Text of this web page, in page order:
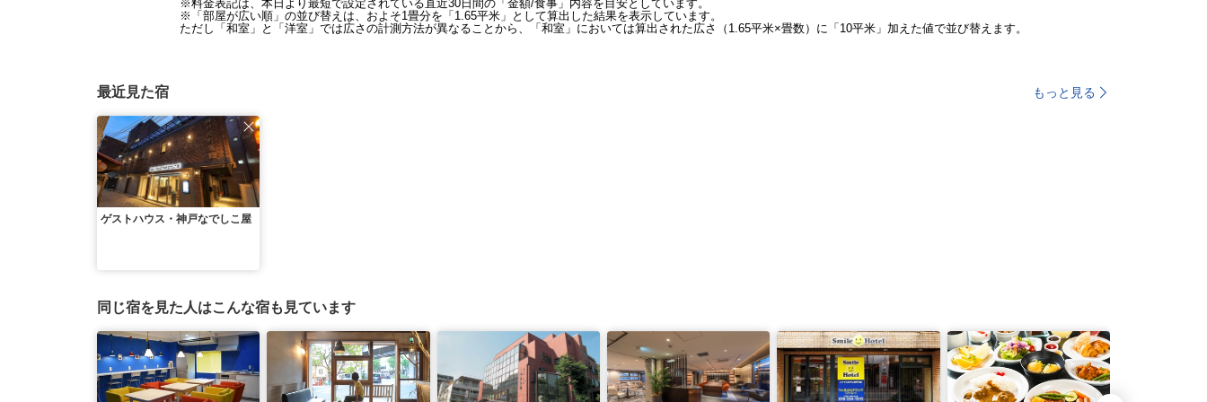
※料金表記は、本日より最短で設定されている直近30日間の「金額/食事」内容を目安としています。
※「部屋が広い順」の並び替えは、およそ1畳分を「1.65平米」として算出した結果を表示しています。
ただし「和室」と「洋室」では広さの計測方法が異なることから、「和室」においては算出された広さ（1.65平米×畳数）に「10平米」加えた値で並び替えます。
最近見た宿 もっと見る
ゲストハウス・神戸なでしこ屋
同じ宿を見た人はこんな宿も見ています